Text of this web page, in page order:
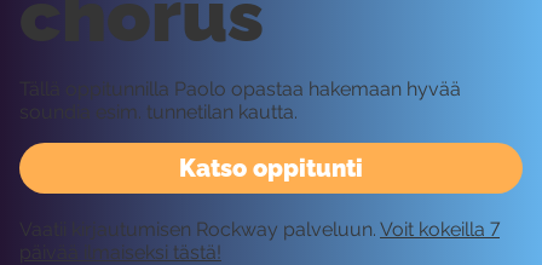
Katso oppitunti
Tällä oppitunnilla Paolo opastaa hakemaan hyvää
soundia esim. tunnetilan kautta.
Vaatii kirjautumisen Rockway palveluun. Voit kokeilla 7
päivää ilmaiseksi tästä!